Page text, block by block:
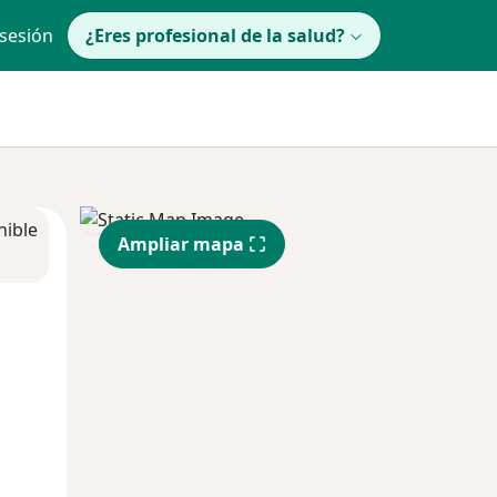
¿Eres profesional de la salud?
Ampliar mapa